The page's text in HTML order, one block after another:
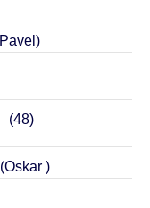
48
(Oskar )